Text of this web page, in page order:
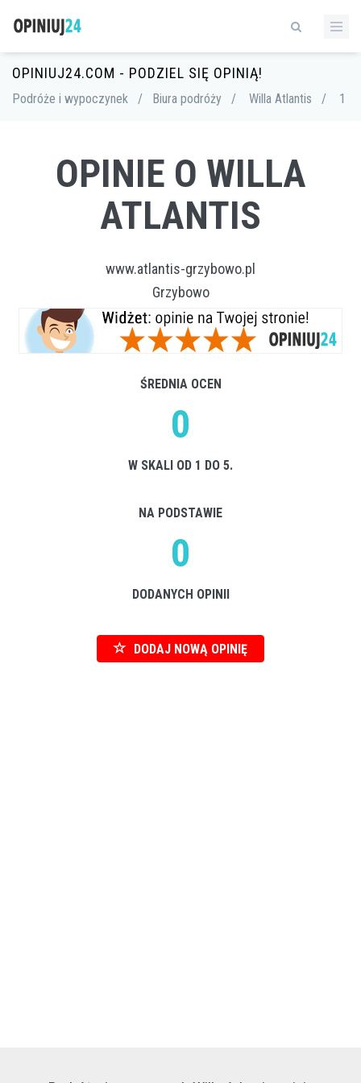
OPINIUJ24.COM - PODZIEL SIĘ OPINIĄ!
Podróże i wypoczynek / Biura podróży / Willa Atlantis / 1
OPINIE O WILLA
ATLANTIS
www.atlantis-grzybowo.pl
Grzybowo
ŚREDNIA OCEN
0
W SKALI OD 1 DO 5.
NA PODSTAWIE
0
DODANYCH OPINII
DODAJ NOWĄ OPINIĘ